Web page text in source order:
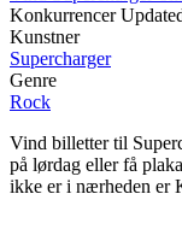
Konkurrencer
Kunstner
Supercharger
Genre
Rock
Vind billetter til
på lørdag eller få
ikke er i nærheden er